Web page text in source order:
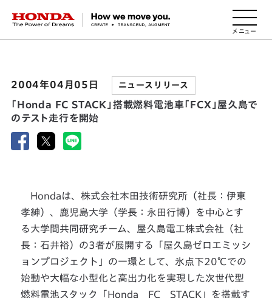
HONDA The Power of Dreams
2004年04月05日 ニュースリリース
「Honda FC STACK」搭載燃料電池車「FCX」屋久島で
のテスト走行を開始
Hondaは、株式会社本田技術研究所（社長：伊東
孝紳）、鹿児島大学（学長：永田行博）を中心とす
る大学間共同研究チーム、屋久島電工株式会社（社
長：石井裕）の3者が展開する「屋久島ゼロエミッシ
ョンプロジェクト」の一環として、氷点下20℃での
始動や大幅な小型化と高出力化を実現した次世代型
燃料電池スタック「Honda FC STACK」を搭載す